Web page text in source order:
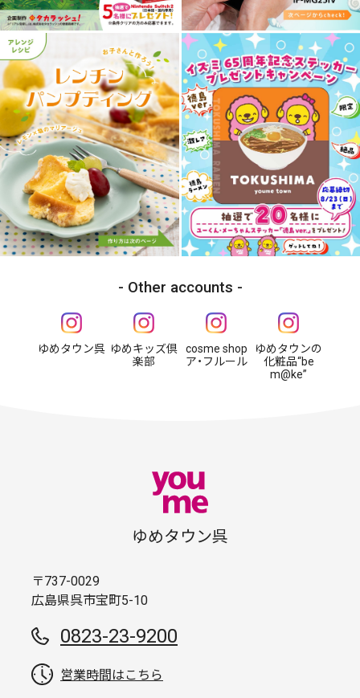
Other accounts
ゆめタウン呉 ゆめキッズ倶
楽部
cosme shop
ア・フルール
ゆめタウンの
化粧品“be
m@ke”
ゆめタウン呉
〒737-0029
広島県呉市宝町5-10
0823-23-9200
営業時間はこちら